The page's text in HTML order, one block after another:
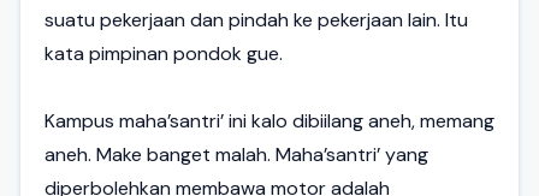
suatu pekerjaan dan pindah ke pekerjaan lain. Itu
kata pimpinan pondok gue.
Kampus maha’santri’ ini kalo dibiilang aneh, memang
aneh. Make banget malah. Maha’santri’ yang
diperbolehkan membawa motor adalah